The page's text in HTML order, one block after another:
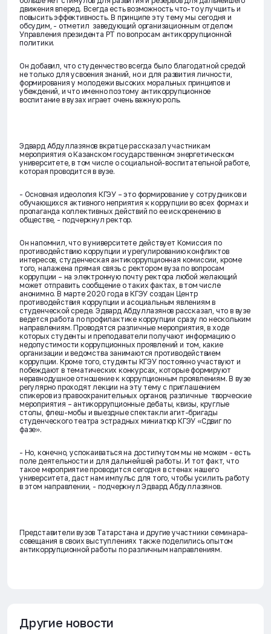
движения вперед. Всегда есть возможность что-то улучшить и
повысить эффективность. В принципе эту тему мы сегодня и
обсудим, - отметил заведующий организационным отделом
Управления президента РТ по вопросам антикоррупционной
политики.
Он добавил, что студенчество всегда было благодатной средой
не только для усвоения знаний, но и для развития личности,
формирования у молодежи высоких моральных принципов и
убеждений, и что именно поэтому антикоррупционное
воспитание в вузах играет очень важную роль.
Эдвард Абдуллазянов вкратце рассказал участникам
мероприятия о Казанском государственном энергетическом
университете, в том числе о социальной-воспитательной работе,
которая проводится в вузе.
- Основная идеология КГЭУ – это формирование у сотрудников и
обучающихся активного неприятия к коррупции во всех формах и
пропаганда коллективных действий по ее искоренению в
обществе, - подчеркнул ректор.
Он напомнил, что в университете действует Комиссия по
противодействию коррупции и урегулированию конфликтов
интересов, студенческая антикоррупционная комиссии, кроме
того, налажена прямая связь с ректором вуза по вопросам
коррупции – на электронную почту ректора любой желающий
может отправить сообщение о таких фактах, в том числе
анонимно. В марте 2020 года в КГЭУ создан Центр
противодействия коррупции и асоциальным явлениям в
студенческой среде. Эдвард Абдуллазянов рассказал, что в вузе
ведется работа по профилактике коррупции сразу по нескольким
направлениям. Проводятся различные мероприятия, в ходе
которых студенты и преподаватели получают информацию о
недопустимости коррупционных проявлений и том, какие
организации и ведомства занимаются противодействием
коррупции. Кроме того, студенты КГЭУ постоянно участвуют и
побеждают в тематических конкурсах, которые формируют
неравнодушное отношение к коррупционным проявлениям. В вузе
регулярно проходят лекции на эту тему с приглашением
спикеров из правоохранительных органов, различные творческие
мероприятия – антикоррупционные дебаты, квизы, круглые
столы, флеш-мобы и выездные спектакли агит-бригады
студенческого театра эстрадных миниатюр КГЭУ «Сдвиг по
фазе».
- Но, конечно, успокаиваться на достигнутом мы не можем - есть
поле деятельности и для дальнейшей работы. И тот факт, что
такое мероприятие проводится сегодня в стенах нашего
университета, даст нам импульс для того, чтобы усилить работу
в этом направлении, - подчеркнул Эдвард Абдуллазянов.
Представители вузов Татарстана и другие участники семинара-
совещания в своих выступлениях также поделились опытом
антикоррупционной работы по различным направлениям.
Другие новости